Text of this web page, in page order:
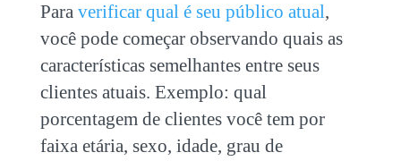
Para verificar qual é seu público atual,
você pode começar observando quais as
características semelhantes entre seus
clientes atuais. Exemplo: qual
porcentagem de clientes você tem por
faixa etária, sexo, idade, grau de